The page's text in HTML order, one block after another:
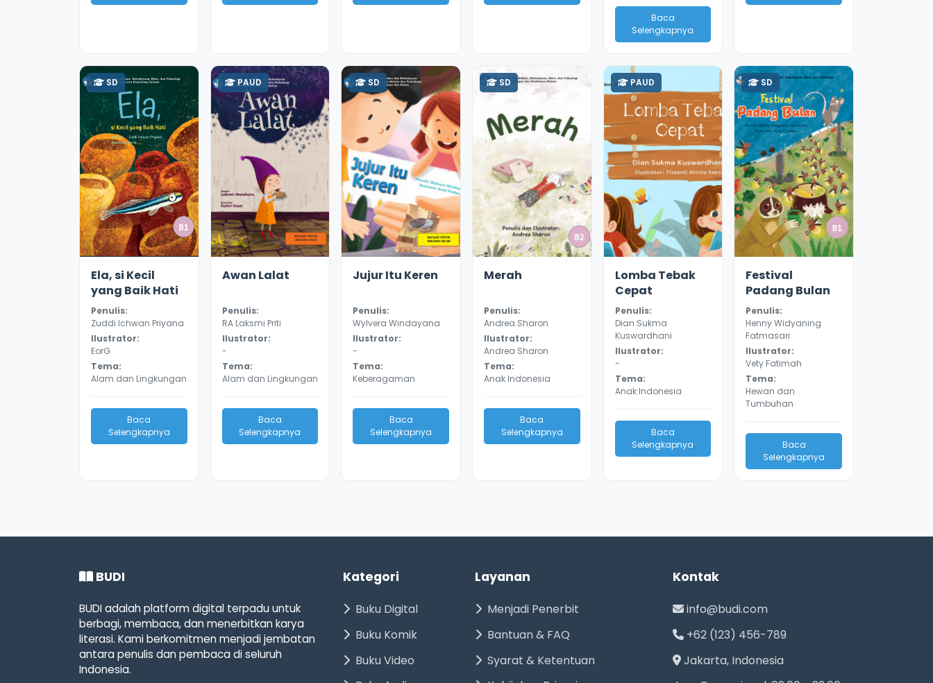
Baca
Selengkapnya
SD
Ela, si Kecil
yang Baik Hati
Penulis:
Zuddi Ichwan Priyana
Ilustrator:
EorG
Tema:
Alam dan Lingkungan
Baca
Selengkapnya
PAUD
Awan Lalat
Penulis:
RA Laksmi Priti
Ilustrator:
-
Tema:
Alam dan Lingkungan
Baca
Selengkapnya
SD
Jujur Itu Keren
Penulis:
Wylvera Windayana
Ilustrator:
-
Tema:
Keberagaman
Baca
Selengkapnya
SD
Merah
Penulis:
Andrea Sharon
Ilustrator:
Andrea Sharon
Tema:
Anak Indonesia
Baca
Selengkapnya
PAUD
Lomba Tebak
Cepat
Penulis:
Dian Sukma
Kuswardhani
Ilustrator:
-
Tema:
Anak Indonesia
Baca
Selengkapnya
SD
Festival
Padang Bulan
Penulis:
Henny Widyaning
Fatmasari
Ilustrator:
Vety Fatimah
Tema:
Hewan dan
Tumbuhan
Baca
Selengkapnya
BUDI
BUDI adalah platform digital terpadu untuk
berbagi, membaca, dan menerbitkan karya
literasi. Kami berkomitmen menjadi jembatan
antara penulis dan pembaca di seluruh
Indonesia.
Kategori
Buku Digital
Buku Komik
Buku Video
Layanan
Menjadi Penerbit
Bantuan & FAQ
Syarat & Ketentuan
Kontak
info@budi.com
+62 (123) 456-789
Jakarta, Indonesia